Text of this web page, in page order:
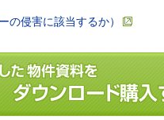
の侵害に該当するか）